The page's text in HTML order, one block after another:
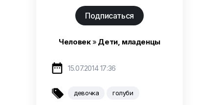
Подписаться
Человек» Дети, младенцы
 15.07.2014 17:36
 девочка голуби